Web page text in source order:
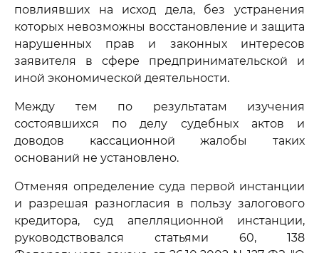
повлиявших на исход дела, без устранения
которых невозможны восстановление и защита
нарушенных прав и законных интересов
заявителя в сфере предпринимательской и
иной экономической деятельности.
Между тем по результатам изучения
состоявшихся по делу судебных актов и
доводов кассационной жалобы таких
оснований не установлено.
Отменяя определение суда первой инстанции
и разрешая разногласия в пользу залогового
кредитора, суд апелляционной инстанции,
руководствовался статьями 60, 138